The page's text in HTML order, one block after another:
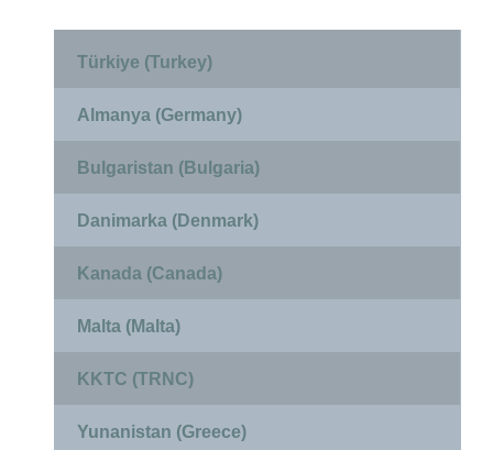
Türkiye (Turkey)
Almanya (Germany)
Bulgaristan (Bulgaria)
Danimarka (Denmark)
Kanada (Canada)
Malta (Malta)
KKTC (TRNC)
Yunanistan (Greece)